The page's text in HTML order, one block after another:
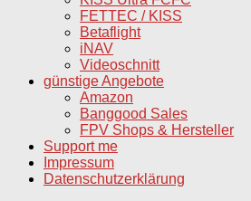
FETTEC / KISS
Betaflight
iNAV
Videoschnitt
günstige Angebote
Amazon
Banggood Sales
FPV Shops & Hersteller
Support me
Impressum
Datenschutzerklärung